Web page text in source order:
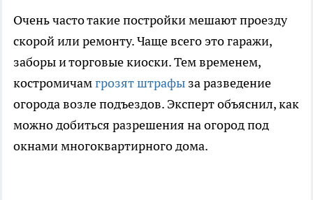
Очень часто такие постройки мешают проезду
скорой или ремонту. Чаще всего это гаражи,
заборы и торговые киоски. Тем временем,
костромичамгрозят штрафы за разведение
огорода возле подъездов. Эксперт объяснил, как
можно добиться разрешения на огород под
окнами многоквартирного дома.